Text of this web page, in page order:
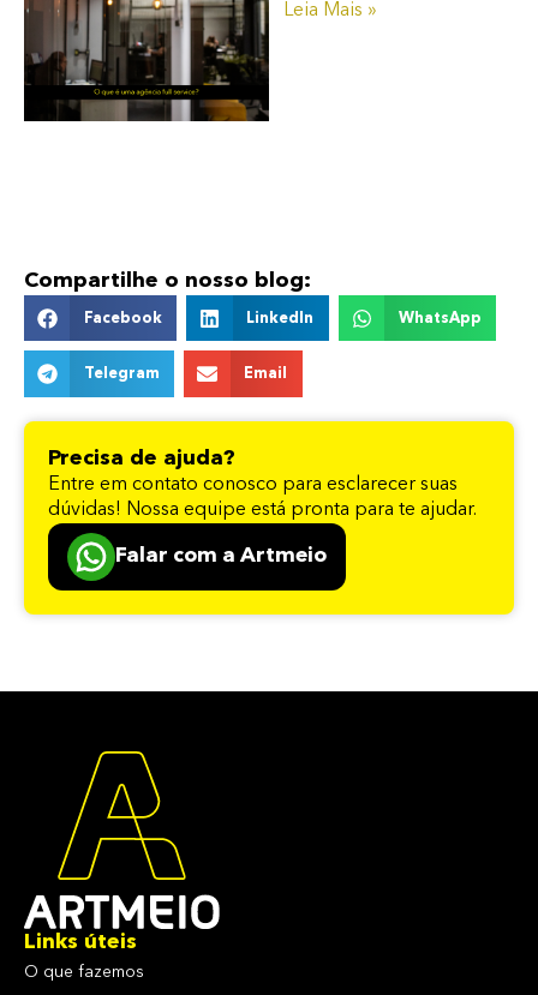
Leia Mais »
Compartilhe o nosso blog:
Facebook LinkedIn WhatsApp
Telegram Email
Precisa de ajuda?
Entre em contato conosco para esclarecer suas
dúvidas! Nossa equipe está pronta para te ajudar.
Falar com a Artmeio
Links úteis
O que fazemos